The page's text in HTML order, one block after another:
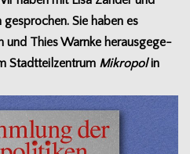
Sie haben es
und Thies Warnke her­aus­ge­ge­
Stadt­teil­zen­trum Mikro­polin